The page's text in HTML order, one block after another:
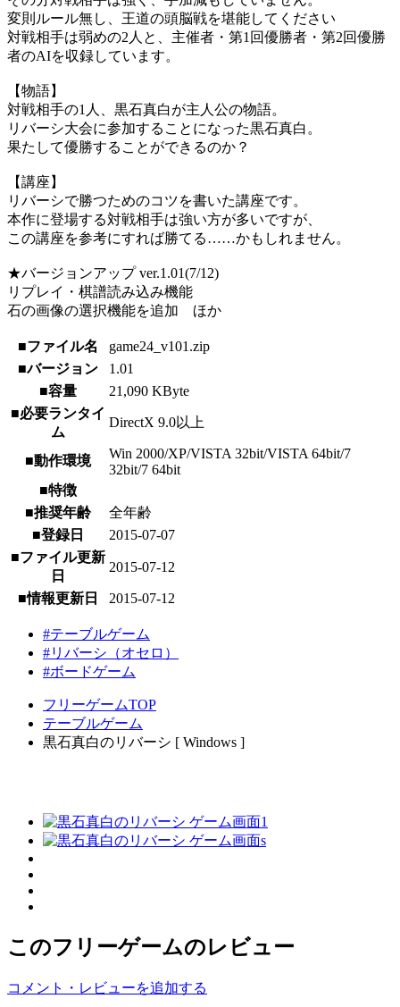
変則ルール無し、王道の頭脳戦を堪能してください
対戦相手は弱めの2人と、主催者・第1回優勝者・第2回優勝
者のAIを収録しています。
【物語】
対戦相手の1人、黒石真白が主人公の物語。
リバーシ大会に参加することになった黒石真白。
果たして優勝することができるのか？
【講座】
リバーシで勝つためのコツを書いた講座です。
本作に登場する対戦相手は強い方が多いですが、
この講座を参考にすれば勝てる……かもしれません。
★バージョンアップ ver.1.01(7/12)
リプレイ・棋譜読み込み機能
石の画像の選択機能を追加 ほか
■ファイル名
game24_v101.zip
■バージョン
1.01
■容量
21,090 KByte
■必要ランタイ
ム
DirectX 9.0以上
■動作環境
Win 2000/XP/VISTA 32bit/VISTA 64bit/7
32bit/7 64bit
■特徴
■推奨年齢
全年齢
■登録日
2015-07-07
■ファイル更新
日
2015-07-12
■情報更新日 2015-07-12
#テーブルゲーム
#リバーシ（オセロ）
#ボードゲーム
フリーゲームTOP
テーブルゲーム
黒石真白のリバーシ [ Windows ]
このフリーゲームのレビュー
コメント・レビューを追加する